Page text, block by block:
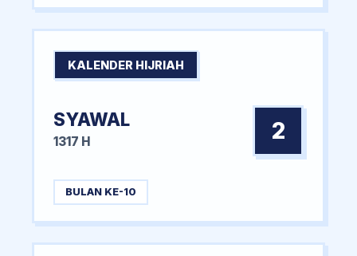
KALENDER HIJRIAH
SYAWAL
1317 H 2
BULAN KE-10